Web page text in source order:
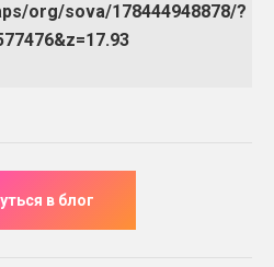
org/sova/178444948878/?